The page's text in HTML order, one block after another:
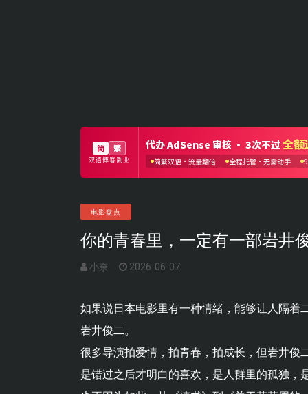
电影盘点
你的青春里，一定有一部岩井
小奈 2026-06-07
如果说日本电影里有一种情绪，能够让人隔着
岩井俊二。
很多导演拍爱情，拍青春，拍成长，但岩井俊
是错过之后才明白的喜欢，是人群里的孤独